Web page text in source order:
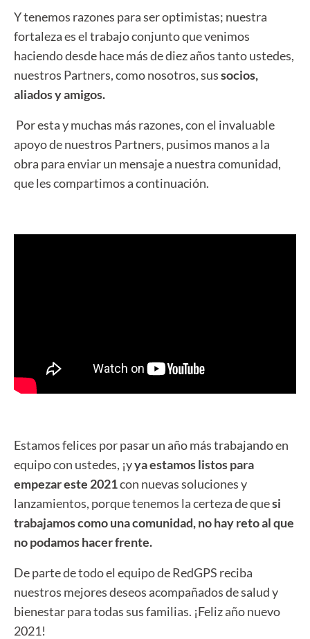
Y tenemos razones para ser optimistas; nuestra
fortaleza es el trabajo conjunto que venimos
haciendo desde hace más de diez años tanto ustedes,
nuestros Partners, como nosotros, sussocios,
aliados y amigos.
Por esta y muchas más razones, con el invaluable
apoyo de nuestros Partners, pusimos manos a la
obra para enviar un mensaje a nuestra comunidad,
que les compartimos a continuación.
Estamos felices por pasar un año más trabajando en
equipo con ustedes, ¡yya estamos listos para
empezar este 2021con nuevas soluciones y
lanzamientos, porque tenemos la certeza de quesi
trabajamos como una comunidad, no hay reto al que
no podamos hacer frente.
De parte de todo el equipo de RedGPS reciba
nuestros mejores deseos acompañados de salud y
bienestar para todas sus familias. ¡Feliz año nuevo
2021!